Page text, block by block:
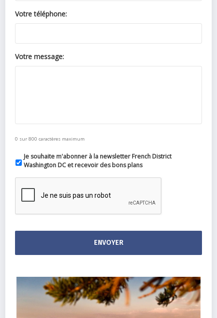
Votre téléphone:
Votre message:
0 sur 800 caractères maximum
Je souhaite m'abonner à la newsletter French District
Washington DC et recevoir des bons plans